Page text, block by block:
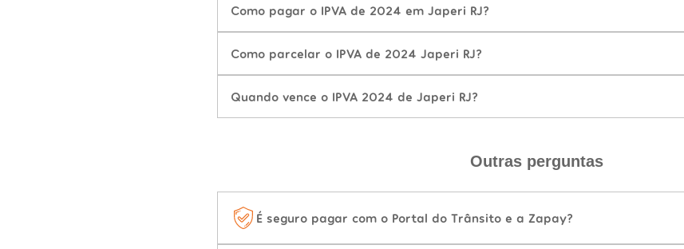
Como pagar o IPVA de 2024 em Japeri RJ?
Como parcelar o IPVA de 2024 Japeri RJ?
Quando vence o IPVA 2024 de Japeri RJ?
Outras perguntas
É seguro pagar com o Portal do Trânsito e a Zapay?